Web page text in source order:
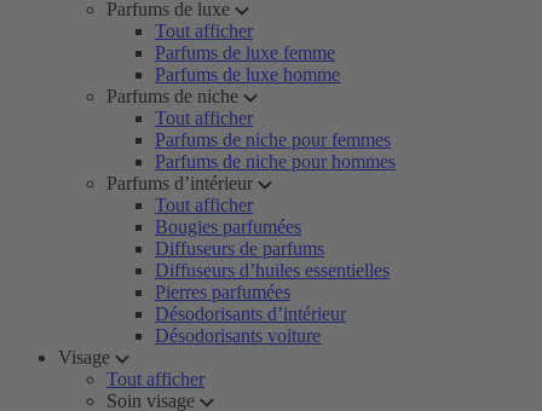
Parfums de luxe
Tout afficher
Parfums de luxe femme
Parfums de luxe homme
Parfums de niche
Tout afficher
Parfums de niche pour femmes
Parfums de niche pour hommes
Parfums d’intérieur
Tout afficher
Bougies parfumées
Diffuseurs de parfums
Diffuseurs d’huiles essentielles
Pierres parfumées
Désodorisants d’intérieur
Désodorisants voiture
Visage
Tout afficher
Soin visage